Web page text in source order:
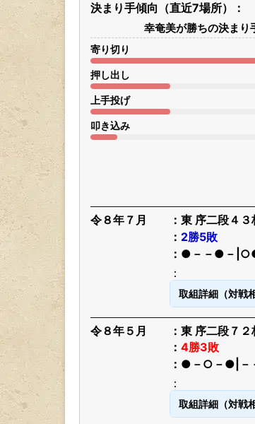
決まり手傾向（直近7場所）
幸奄美が勝ちの決まり
寄り切り
押し出し
上手投げ
叩き込み
令８年７月 東 序二段４３
2勝5敗
●－－●－
取組詳細（対戦
令８年５月 東 序二段７２
4勝3敗
●－○－●|－
取組詳細（対戦